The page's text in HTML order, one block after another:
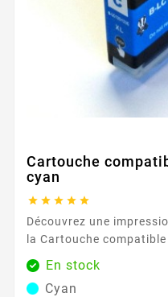
Cartouche
cyan
    
Découvrez une
la Cartouche compatible BROTHER LC-123 cyan ,
disponible chez
répondre à vos besoins
cette cartouche garantit
En stock
Cyan